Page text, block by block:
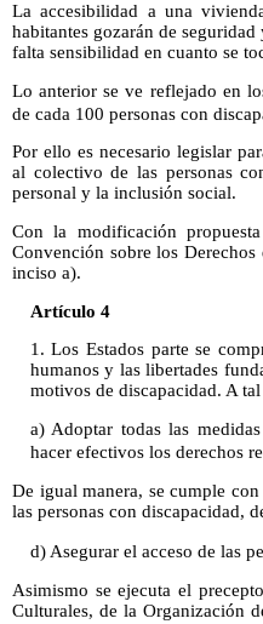
La accesibilidad a una
habitantes gozarán de
falta sensibilidad en cuanto se
Lo anterior se ve reflejado en
de cada 100 personas con
Por ello es necesario legislar
al colectivo de las personas
personal y la inclusión social.
Con la modificación
Convención sobre los
inciso a).
Artículo 4
1. Los Estados parte se
humanos y las libertades
motivos de discapacidad. A
a) Adoptar todas las
hacer efectivos los derechos
De igual manera, se cumple
las personas con discapacidad,
d) Asegurar el acceso de las
Asimismo se ejecuta el
Culturales, de la Organización